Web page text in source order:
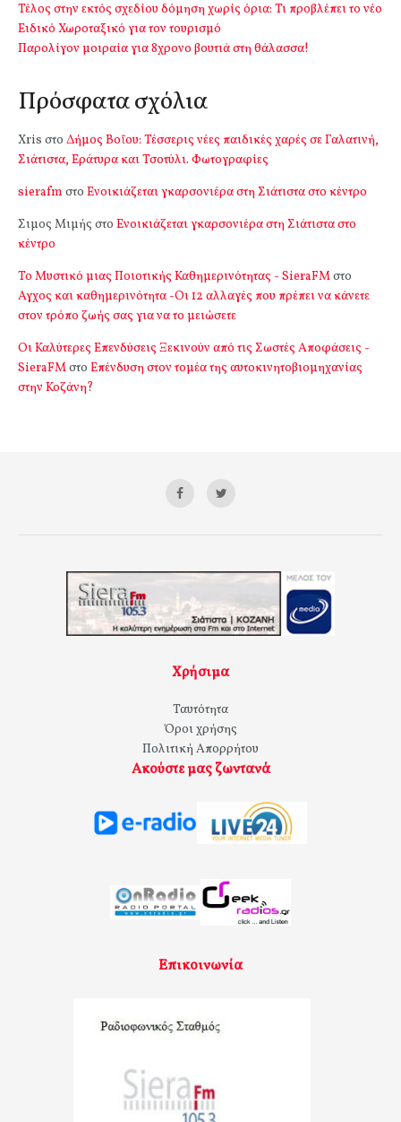
Τέλος στην εκτός σχεδίου δόμηση χωρίς όρια: Τι προβλέπει το νέο
Ειδικό Χωροταξικό για τον τουρισμό
Παρολίγον μοιραία για 8χρονο βουτιά στη θάλασσα!
Πρόσφατα σχόλια
Xris στο Δήμος Βοΐου: Τέσσερις νέες παιδικές χαρές σε Γαλατινή,
Σιάτιστα, Εράτυρα και Τσοτύλι. Φωτογραφίες
sierafm στο Ενοικιάζεται γκαρσονιέρα στη Σιάτιστα στο κέντρο
Σιμος Μιμής στο Ενοικιάζεται γκαρσονιέρα στη Σιάτιστα στο
κέντρο
Το Μυστικό μιας Ποιοτικής Καθημερινότητας - SieraFMστο
Αγχος και καθημερινότητα -Οι 12 αλλαγές που πρέπει να κάνετε
στον τρόπο ζωής σας για να το μειώσετε
Οι Καλύτερες Επενδύσεις Ξεκινούν από τις Σωστές Αποφάσεις -
SieraFMστο Επένδυση στον τομέα της αυτοκινητοβιομηχανίας
στην Κοζάνη?
Χρήσιμα
Ταυτότητα
Όροι χρήσης
Πολιτική Απορρήτου
Ακούστε μας ζωντανά
Επικοινωνία